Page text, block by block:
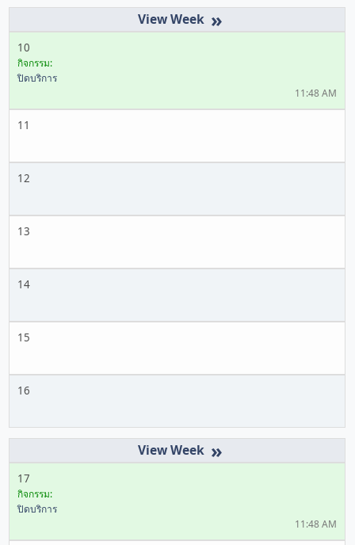
»
10
กิจกรรม:
ปิดบริการ
11:48 AM
11
12
13
14
15
16
»
17
กิจกรรม:
ปิดบริการ
11:48 AM